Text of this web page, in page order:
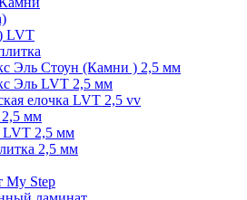
LVT
Эль Стоун (Камни ) 2,5 мм
Эль LVT 2,5 мм
елочка LVT 2,5 vv
мм
2,5 мм
2,5 мм
My Step